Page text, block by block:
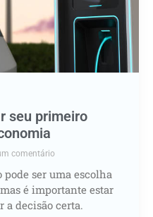
seu primeiro
comentário
ser uma escolha
é importante estar
a decisão certa.